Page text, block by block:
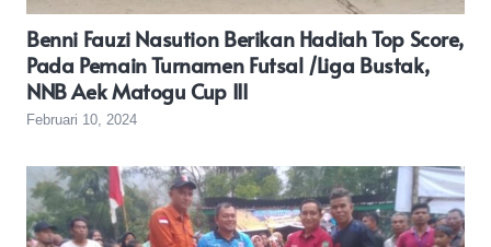
Benni Fauzi Nasution Berikan Hadiah Top Score,
Pada Pemain Turnamen Futsal /Liga Bustak,
NNB Aek Matogu Cup III
Februari 10, 2024